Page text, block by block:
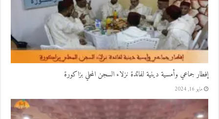
إفطار جماعي وأمسية دينية لفائدة نزلاء السجن المحلي بزاكورة
مايو 16, 2024